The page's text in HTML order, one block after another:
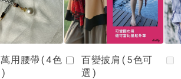
用腰帶(4色
百變披肩(5色可
選)